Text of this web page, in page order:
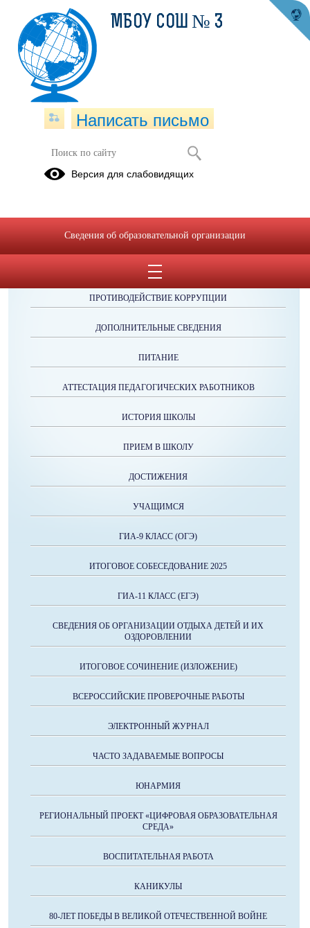
Публикации за Июнь 2025
ОБРАЩЕНИЯ ГРАЖДАН
ПРОТИВОДЕЙСТВИЕ КОРРУПЦИИ
ДОПОЛНИТЕЛЬНЫЕ СВЕДЕНИЯ
ПИТАНИЕ
АТТЕСТАЦИЯ ПЕДАГОГИЧЕСКИХ РАБОТНИКОВ
ИСТОРИЯ ШКОЛЫ
ПРИЕМ В ШКОЛУ
ДОСТИЖЕНИЯ
УЧАЩИМСЯ
ГИА-9 КЛАСС (ОГЭ)
ИТОГОВОЕ СОБЕСЕДОВАНИЕ 2025
ГИА-11 КЛАСС (ЕГЭ)
СВЕДЕНИЯ ОБ ОРГАНИЗАЦИИ ОТДЫХА ДЕТЕЙ И ИХ
ОЗДОРОВЛЕНИИ
ИТОГОВОЕ СОЧИНЕНИЕ (ИЗЛОЖЕНИЕ)
ВСЕРОССИЙСКИЕ ПРОВЕРОЧНЫЕ РАБОТЫ
ЭЛЕКТРОННЫЙ ЖУРНАЛ
ЧАСТО ЗАДАВАЕМЫЕ ВОПРОСЫ
ЮНАРМИЯ
РЕГИОНАЛЬНЫЙ ПРОЕКТ «ЦИФРОВАЯ ОБРАЗОВАТЕЛЬНАЯ
СРЕДА»
ВОСПИТАТЕЛЬНАЯ РАБОТА
КАНИКУЛЫ
80-ЛЕТ ПОБЕДЫ В ВЕЛИКОЙ ОТЕЧЕСТВЕННОЙ ВОЙНЕ
МБОУ СОШ № 3
Написать письмо
Версия для слабовидящих
Сведения об образовательной организации